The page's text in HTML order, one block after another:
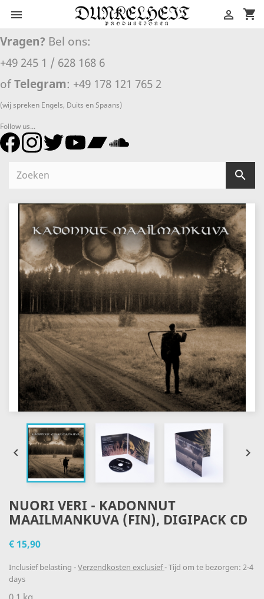
 shopping_cart

Vragen? Bel ons:
+49 245 1 / 628 168 6
of Telegram: +49 178 121 765 2
(wij spreken Engels, Duits en Spaans)
Follow us...

 
NUORI VERI - KADONNUT
MAAILMANKUVA (FIN), DIGIPACK CD
€ 15,90
Inclusief belasting Verzendkosten exclusief Tijd om te bezorgen: 2-4
days
0.1 kg